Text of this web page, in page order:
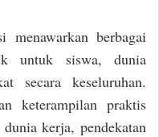
menawarkan berbagai
untuk siswa, dunia
secara keseluruhan.
keterampilan praktis
kerja, pendekatan